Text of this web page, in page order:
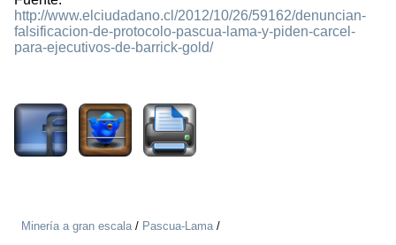
http://www.elciudadano.cl/2012/10/26/59162/denuncian-
falsificacion-de-protocolo-pascua-lama-y-piden-carcel-
para-ejecutivos-de-barrick-gold/
Minería a gran escala/ Pascua-Lama/